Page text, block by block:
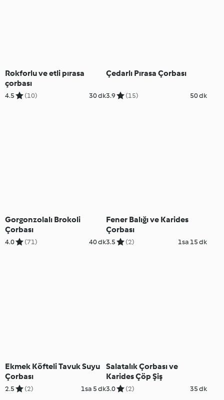
Rokforlu ve etli pırasa
çorbası
4.5 (10) 30 dk
Çedarlı Pırasa Çorbası
3.9 (15) 50 dk
Gorgonzolalı Brokoli
Çorbası
4.0 (71) 40 dk
Fener Balığı ve Karides
Çorbası
3.5 (2) 1sa 15 dk
Ekmek Köfteli Tavuk Suyu
Çorbası
2.5 (2) 1sa 5 dk
Salatalık Çorbası ve
Karides Çöp Şiş
3.0 (2) 35 dk